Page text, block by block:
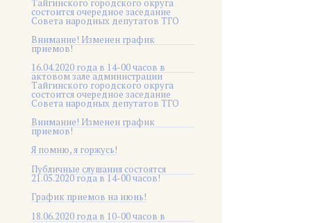
Тайгинского городского округа
состоится очередное заседание
Совета народных депутатов ТГО
Внимание! Изменен график
приемов!
16.04.2020 года в 14-00 часов в
актовом зале администрации
Тайгинского городского округа
состоится очередное заседание
Совета народных депутатов ТГО
Внимание! Изменен график
приемов!
Я помню, я горжусь!
Публичные слушания состоятся
21.05.2020 года в 14-00 часов!
График приемов на июнь!
18.06.2020 года в 10-00 часов в